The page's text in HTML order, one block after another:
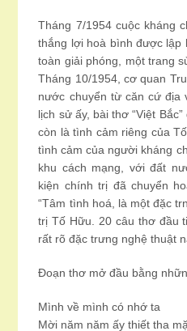
Tháng 7/1954 cuộc kháng
thắng lợi hoà bình được lập
toàn giải phóng, một trang
Tháng 10/1954, cơ quan
nước chuyển từ căn cứ địa
lịch sử ấy, bài thơ “Việt
còn là tình cảm riêng của
tình cảm của người kháng
khu cách mạng, với đất
kiện chính trị đã chuyển
“Tâm tình hoá, là một đặc
trị Tố Hữu. 20 câu thơ đầu
rất rõ đặc trưng nghệ thuật
Đoạn thơ mở đầu bằng
Mình về mình có nhớ ta
Mời năm năm ấy thiết tha